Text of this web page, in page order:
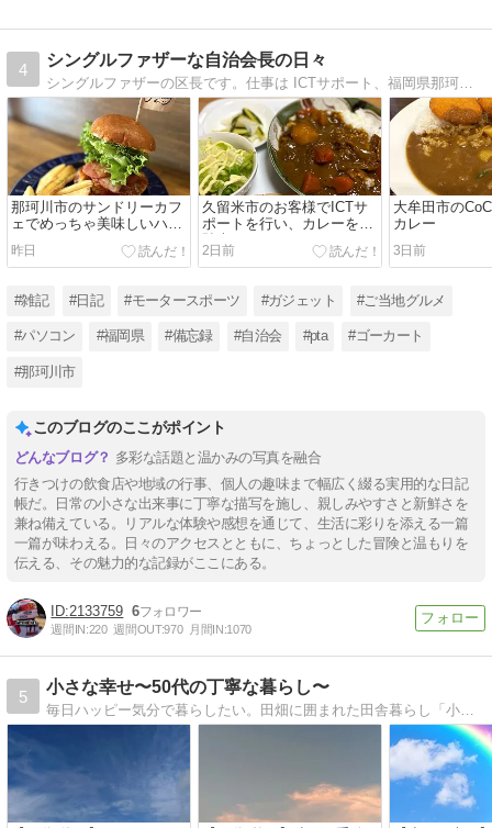
4
シングルファザーな自治会長の日々
シングルファザーの区長です。仕事は ICTサポート、福岡県那珂川市、仕事、子ども、PTA会長、その他の地域活動、KART、ガジェット、グルメなど日々の出来事を備忘録的に綴っています。
那珂川市のサンドリーカフ
ェでめっちゃ美味しいハン
バーガー
昨日
久留米市のお客様でICTサ
ポートを行い、カレーをご
馳走になりました
2日前
大牟田市の
カレー
3日前
#雑記 #日記 #モータースポーツ #ガジェット #ご当地グルメ
#パソコン #福岡県 #備忘録 #自治会 #pta #ゴーカート
#那珂川市
このブログのここがポイント
多彩な話題と温かみの写真を融合
行きつけの飲食店や地域の行事、個人の趣味まで幅広く綴る実用的な日記
帳だ。日常の小さな出来事に丁寧な描写を施し、親しみやすさと新鮮さを
兼ね備えている。リアルな体験や感想を通じて、生活に彩りを添える一篇
一篇が味わえる。日々のアクセスとともに、ちょっとした冒険と温もりを
伝える、その魅力的な記録がここにある。
2133759 6
週間IN:220 週間OUT:970 月間IN:1070
5
小さな幸せ〜50代の丁寧な暮らし〜
毎日ハッピー気分で暮らしたい。田畑に囲まれた田舎暮らし「小さな幸せ」つぶやき日記です。